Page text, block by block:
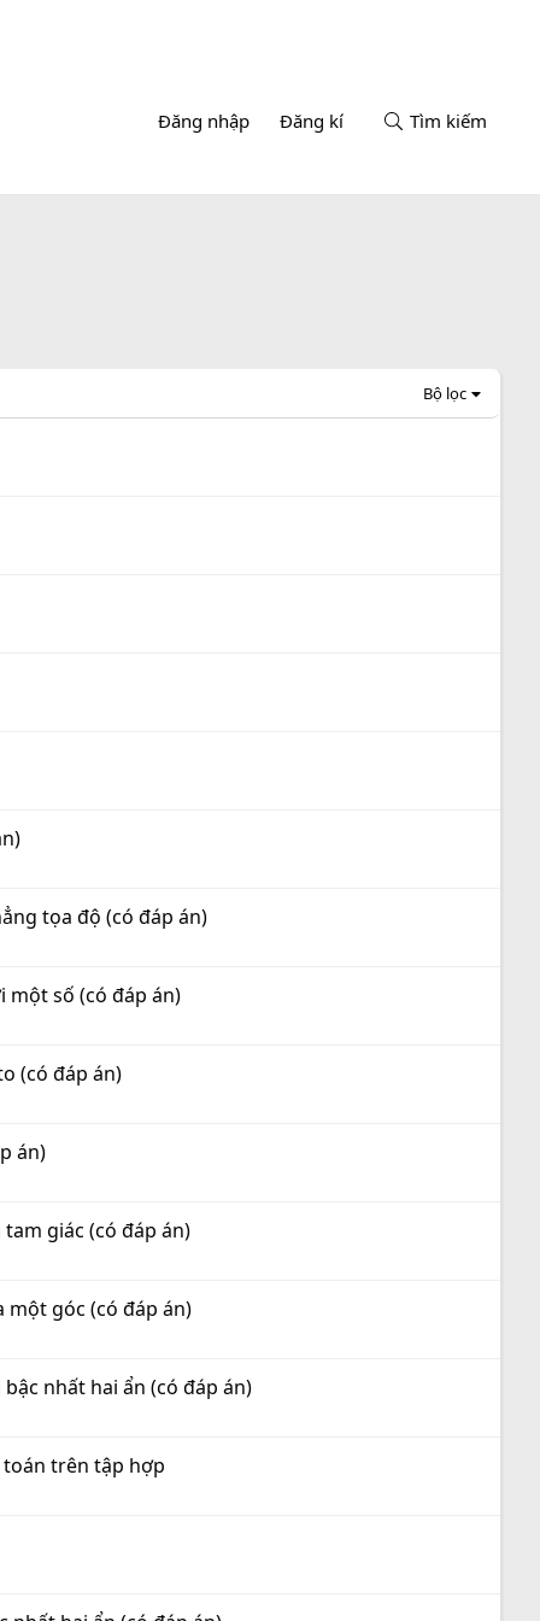
Đăng nhập Đăng kí Tìm kiếm
Bộ lọc
tọa độ (có đáp án)
một số (có đáp án)
(có đáp án)
án)
giác (có đáp án)
một góc (có đáp án)
nhất hai ẩn (có đáp án)
toán trên tập hợp